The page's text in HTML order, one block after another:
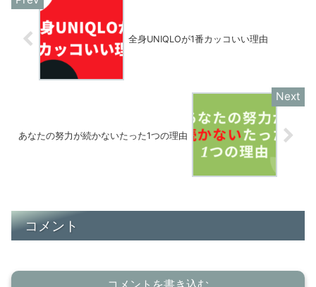
全身UNIQLOが1番カッコいい理由
あなたの努力が続かないたった1つの理由
コメント